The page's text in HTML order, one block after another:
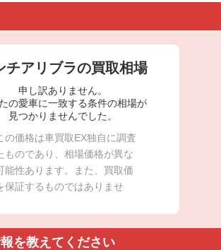
チアリブラの買取相場
申し訳ありません。
の愛車に一致する条件の相場が
見つかりませんでした。
の価格は車買取EX独自に調査
ものであり、相場価格が異な
能性あります。また、買取価
保証するものではありませ
を教えてください